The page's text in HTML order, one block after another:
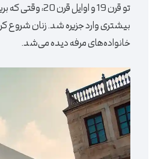
تو قرن 19 و
بیشتری وارد جزیره شد. زنان شروع
خانواده‌های مرفه دیده می‌شد.